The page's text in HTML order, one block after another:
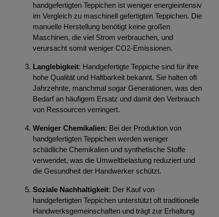
handgefertigten Teppichen ist weniger energieintensiv
im Vergleich zu maschinell gefertigten Teppichen. Die
manuelle Herstellung benötigt keine großen
Maschinen, die viel Strom verbrauchen, und
verursacht somit weniger CO2-Emissionen.
Langlebigkeit: Handgefertigte Teppiche sind für ihre
hohe Qualität und Haltbarkeit bekannt. Sie halten oft
Jahrzehnte, manchmal sogar Generationen, was den
Bedarf an häufigem Ersatz und damit den Verbrauch
von Ressourcen verringert.
Weniger Chemikalien: Bei der Produktion von
handgefertigten Teppichen werden weniger
schädliche Chemikalien und synthetische Stoffe
verwendet, was die Umweltbelastung reduziert und
die Gesundheit der Handwerker schützt.
Soziale Nachhaltigkeit: Der Kauf von
handgefertigten Teppichen unterstützt oft traditionelle
Handwerksgemeinschaften und trägt zur Erhaltung